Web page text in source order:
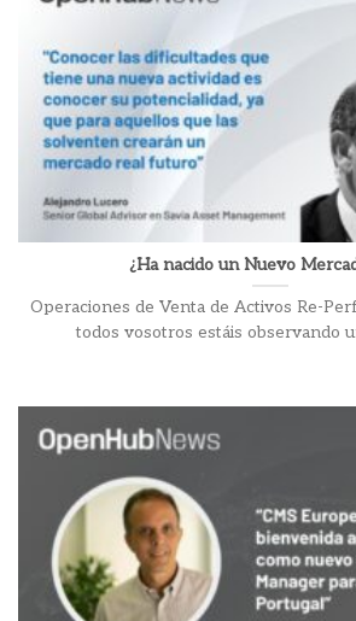
¿Ha nacido un Nuevo
Operaciones de Venta de Activos Re-
todos vosotros estáis observando